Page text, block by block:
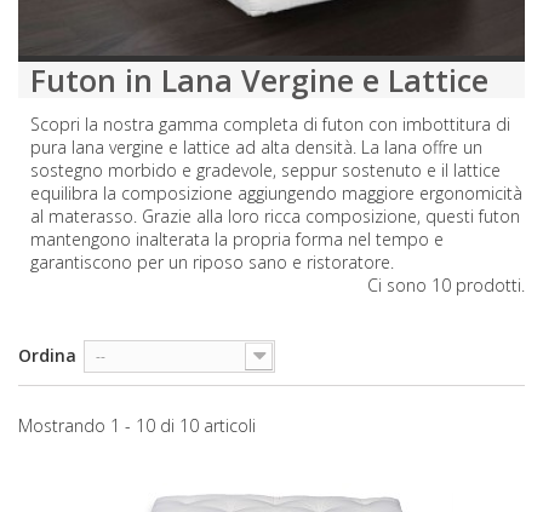
Futon in Lana Vergine e Lattice
Scopri la nostra gamma completa di futon con imbottitura di
pura lana vergine e lattice ad alta densità. La lana offre un
sostegno morbido e gradevole, seppur sostenuto e il lattice
equilibra la composizione aggiungendo maggiore ergonomicità
al materasso. Grazie alla loro ricca composizione, questi futon
mantengono inalterata la propria forma nel tempo e
garantiscono per un riposo sano e ristoratore.
Ci sono 10 prodotti.
Ordina --
Mostrando 1 - 10 di 10 articoli